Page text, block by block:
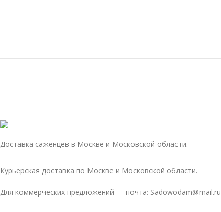
Доставка саженцев в Москве и Московской области.
Курьерская доставка по Москве и Московской области.
Для коммерческих предложений — почта: Sadowodam@mail.ru